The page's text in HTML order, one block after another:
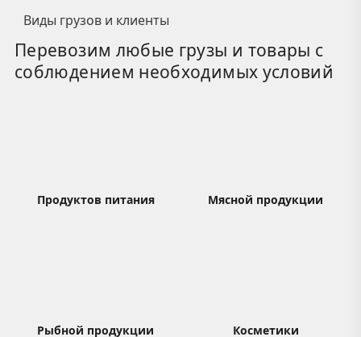
Виды грузов и клиенты
Перевозим любые грузы и товары с
соблюдением необходимых условий
Продуктов питания Мясной продукции
Рыбной продукции Косметики